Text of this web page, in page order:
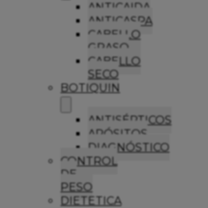
ANTICAIDA
ANTICASPA
CABELLO
GRASO
CABELLO
SECO
BOTIQUIN
ANTISÉPTICOS
APÓSITOS
DIAGNÓSTICO
CONTROL
DE
PESO
DIETETICA